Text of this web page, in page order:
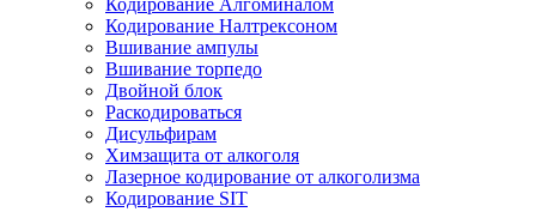
Кодирование Алгоминалом
Кодирование Налтрексоном
Вшивание ампулы
Вшивание торпедо
Двойной блок
Раскодироваться
Дисульфирам
Химзащита от алкоголя
Лазерное кодирование от алкоголизма
Кодирование SIT